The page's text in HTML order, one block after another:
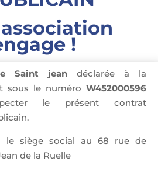
!
Saint jean déclarée à la
sous le numéro W452000596
le présent contrat
le siège social au 68 rue de
de la Ruelle